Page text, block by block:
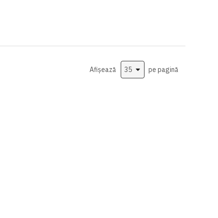
Afișează
pe pagină